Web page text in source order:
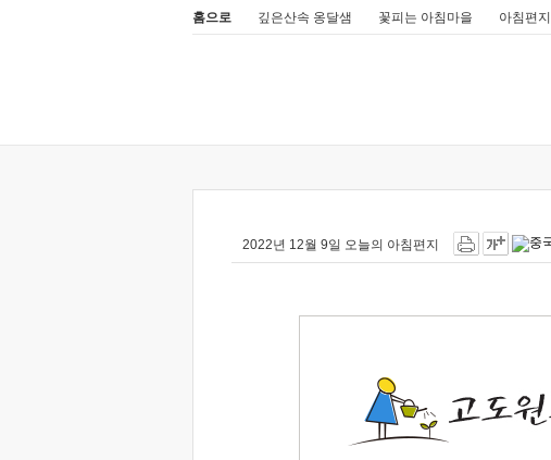
홈으로 깊은산속 옹달샘 꽃피는 아침마을 아침편
2022년 12월 9일 오늘의 아침편지